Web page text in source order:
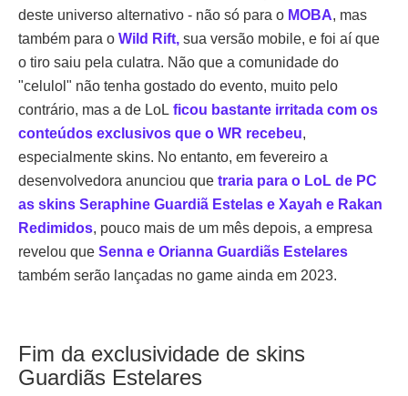
deste universo alternativo - não só para o MOBA, mas
também para o Wild Rift, sua versão mobile, e foi aí que
o tiro saiu pela culatra. Não que a comunidade do
"celulol" não tenha gostado do evento, muito pelo
contrário, mas a de LoL ficou bastante irritada com os
conteúdos exclusivos que o WR recebeu,
especialmente skins. No entanto, em fevereiro a
desenvolvedora anunciou que traria para o LoL de PC
as skins Seraphine Guardiã Estelas e Xayah e Rakan
Redimidos, pouco mais de um mês depois, a empresa
revelou que Senna e Orianna Guardiãs Estelares
também serão lançadas no game ainda em 2023.
Fim da exclusividade de skins
Guardiãs Estelares